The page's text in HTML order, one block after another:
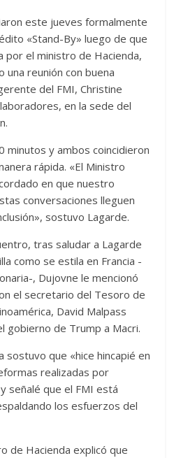
este jueves formalmente
«Stand-By» luego de que
por el ministro de Hacienda,
una reunión con buena
del FMI, Christine
en la sede del
minutos y ambos coincidieron
rápida. «El Ministro
en que nuestro
conversaciones lleguen
sostuvo Lagarde.
tras saludar a Lagarde
como se estila en Francia -
, Dujovne le mencionó
el secretario del Tesoro de
David Malpass
gobierno de Trump a Macri.
sostuvo que «hice hincapié en
realizadas por
señalé que el FMI está
los esfuerzos del
de Hacienda explicó que